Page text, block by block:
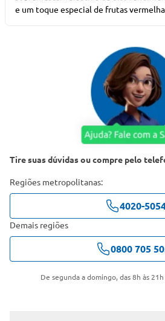
e um toque especial de frutas
Tire suas dúvidas ou compre pelo
Regiões metropolitanas:
4020-
Demais regiões
0800 705
De segunda a domingo, das 8h às